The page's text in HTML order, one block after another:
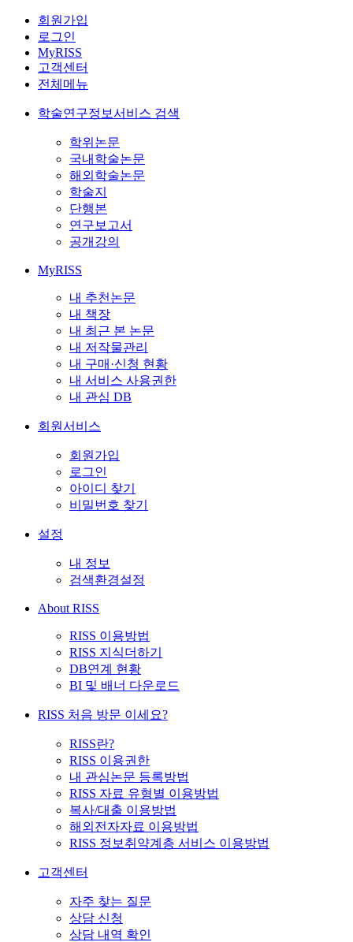
회원가입
로그인
MyRISS
고객센터
전체메뉴
학술연구정보서비스 검색
학위논문
국내학술논문
해외학술논문
학술지
단행본
연구보고서
공개강의
MyRISS
내 추천논문
내 책장
내 최근 본 논문
내 저작물관리
내 구매·신청 현황
내 서비스 사용권한
내 관심 DB
회원서비스
회원가입
로그인
아이디 찾기
비밀번호 찾기
설정
내 정보
검색환경설정
About RISS
RISS 이용방법
RISS 지식더하기
DB연계 현황
BI 및 배너 다운로드
RISS 처음 방문 이세요?
RISS란?
RISS 이용권한
내 관심논문 등록방법
RISS 자료 유형별 이용방법
복사/대출 이용방법
해외전자자료 이용방법
RISS 정보취약계층 서비스 이용방법
고객센터
자주 찾는 질문
상담 신청
상담 내역 확인